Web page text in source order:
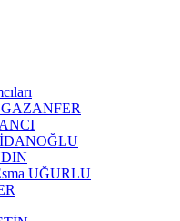
UĞURLU